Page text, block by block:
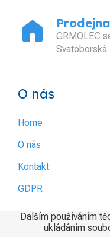
home
GRMOLEC
O nás
Home
O nás
Kontakt
GDPR
Dalším používáním
ukládáním